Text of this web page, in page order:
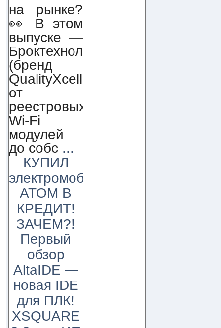
на рынке?
👀 В этом
выпуске —
Броктехнолоджи
(бренд
QualityXcellence):
от
реестровых
Wi-Fi
модулей
до собс ...
КУПИЛ
электромобиль
АТОМ В
КРЕДИТ!
ЗАЧЕМ?!
Первый
обзор
AltaIDE —
новая IDE
для ПЛК!
XSQUARE